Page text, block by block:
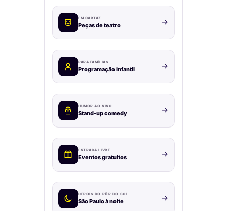
EM CARTAZ
Peças de teatro
PARA FAMÍLIAS
Programação infantil
HUMOR AO VIVO
Stand-up comedy
ENTRADA LIVRE
Eventos gratuitos
DEPOIS DO PÔR DO SOL
São Paulo à noite